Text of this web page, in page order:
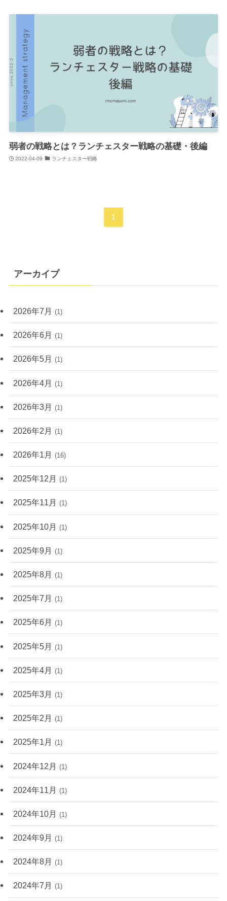
弱者の戦略とは？ランチェスター戦略の基礎・後編
2022-04-09 ランチェスター戦略
1
アーカイブ
2026年7月 (1)
2026年6月 (1)
2026年5月 (1)
2026年4月 (1)
2026年3月 (1)
2026年2月 (1)
2026年1月 (16)
2025年12月 (1)
2025年11月 (1)
2025年10月 (1)
2025年9月 (1)
2025年8月 (1)
2025年7月 (1)
2025年6月 (1)
2025年5月 (1)
2025年4月 (1)
2025年3月 (1)
2025年2月 (1)
2025年1月 (1)
2024年12月 (1)
2024年11月 (1)
2024年10月 (1)
2024年9月 (1)
2024年8月 (1)
2024年7月 (1)